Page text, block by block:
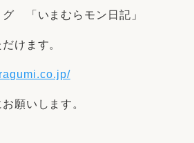
「いまむらモン日記」
けます。
願いします。